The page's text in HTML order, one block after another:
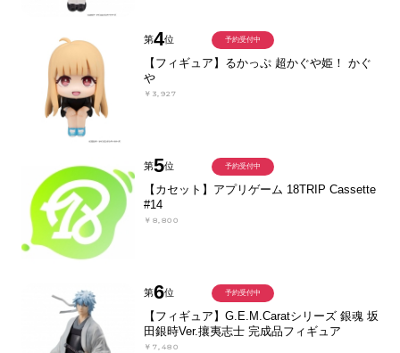
第4位
【フィギュア】るかっぷ 超かぐや姫！ かぐ
や
￥3,927
予約受付中
第5位
【カセット】アプリゲーム 18TRIP Cassette
#14
￥8,800
予約受付中
第6位
【フィギュア】G.E.M.Caratシリーズ 銀魂 坂
田銀時Ver.攘夷志士 完成品フィギュア
￥7,480
予約受付中